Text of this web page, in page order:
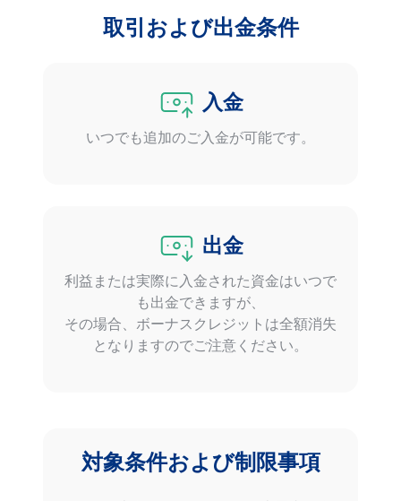
取引および出金条件
入金
いつでも追加のご入金が可能です。
出金
利益または実際に入金された資金はいつで
も出金できますが、
その場合、ボーナスクレジットは全額消失
となりますのでご注意ください。
対象条件および制限事項